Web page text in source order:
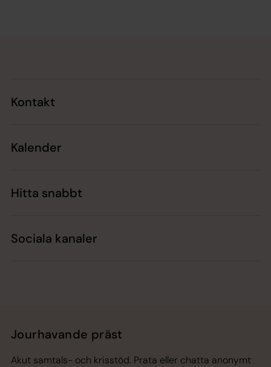
Kontakt
Kalender
Hitta snabbt
Sociala kanaler
Jourhavande präst
Akut samtals- och krisstöd. Prata eller chatta anonymt